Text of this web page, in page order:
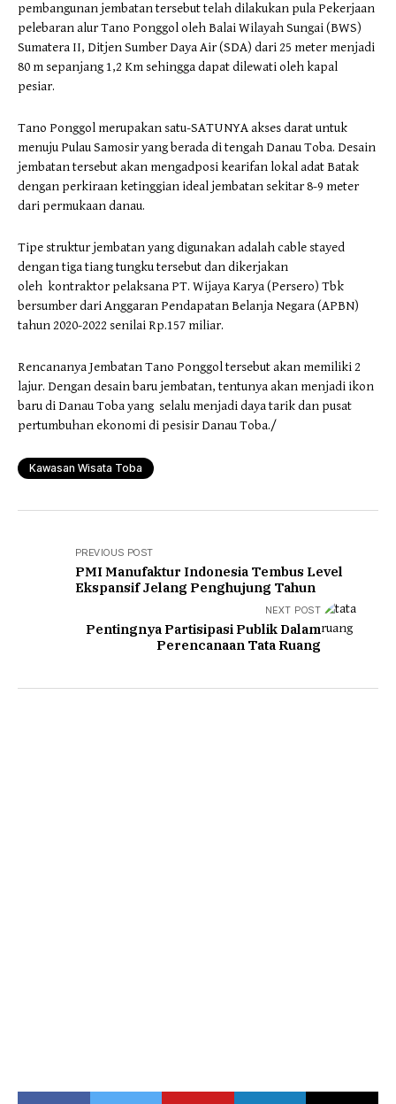
pembangunan jembatan tersebut telah dilakukan pula Pekerjaan
pelebaran alur Tano Ponggol oleh Balai Wilayah Sungai (BWS)
Sumatera II, Ditjen Sumber Daya Air (SDA) dari 25 meter menjadi
80 m sepanjang 1,2 Km sehingga dapat dilewati oleh kapal
pesiar.
Tano Ponggol merupakan satu-SATUNYA akses darat untuk
menuju Pulau Samosir yang berada di tengah Danau Toba. Desain
jembatan tersebut akan mengadposi kearifan lokal adat Batak
dengan perkiraan ketinggian ideal jembatan sekitar 8-9 meter
dari permukaan danau.
Tipe struktur jembatan yang digunakan adalah cable stayed
dengan tiga tiang tungku tersebut dan dikerjakan
oleh kontraktor pelaksana PT. Wijaya Karya (Persero) Tbk
bersumber dari Anggaran Pendapatan Belanja Negara (APBN)
tahun 2020-2022 senilai Rp.157 miliar.
Rencananya Jembatan Tano Ponggol tersebut akan memiliki 2
lajur. Dengan desain baru jembatan, tentunya akan menjadi ikon
baru di Danau Toba yang selalu menjadi daya tarik dan pusat
pertumbuhan ekonomi di pesisir Danau Toba./
Kawasan Wisata Toba
PREVIOUS POST
PMI Manufaktur Indonesia Tembus Level
Ekspansif Jelang Penghujung Tahun
NEXT POST
Pentingnya Partisipasi Publik Dalam
Perencanaan Tata Ruang